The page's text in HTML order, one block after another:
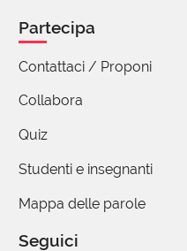
Partecipa
Contattaci / Proponi
Collabora
Quiz
Studenti e insegnanti
Mappa delle parole
Seguici